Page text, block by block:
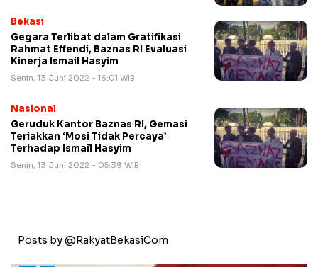
Bekasi
Gegara Terlibat dalam Gratifikasi
Rahmat Effendi, Baznas RI Evaluasi
Kinerja Ismail Hasyim
Senin, 13 Juni 2022 - 16:01 WIB
Nasional
Geruduk Kantor Baznas RI, Gemasi
Teriakkan ‘Mosi Tidak Percaya’
Terhadap Ismail Hasyim
Senin, 13 Juni 2022 - 05:39 WIB
Posts by @RakyatBekasiCom